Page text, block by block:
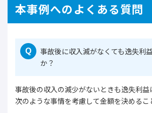
本事例へのよくある質問
Q
事故後に収入減がなくても逸失利
か？
事故後の収入の減少がないときも逸失利益
次のような事情を考慮して金額を決めるこ